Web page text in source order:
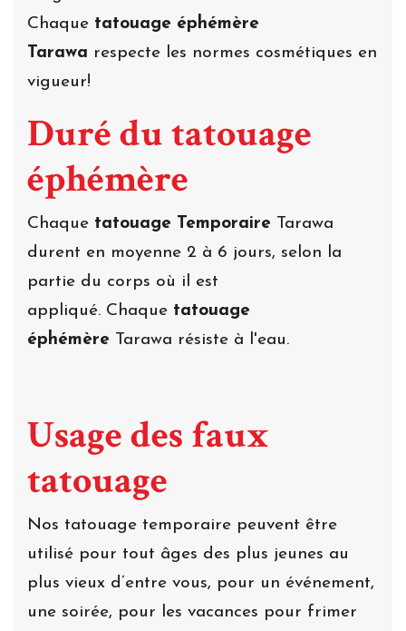
Chaque tatouage éphémère
Tarawa respecte les normes cosmétiques en
vigueur!
Duré du tatouage
éphémère
Chaque tatouage Temporaire Tarawa
durent en moyenne 2 à 6 jours, selon la
partie du corps où il est
appliqué. Chaque tatouage
éphémère Tarawa résiste à l'eau.
Usage des faux
tatouage
Nos tatouage temporaire peuvent être
utilisé pour tout âges des plus jeunes au
plus vieux d’entre vous, pour un événement,
une soirée, pour les vacances pour frimer